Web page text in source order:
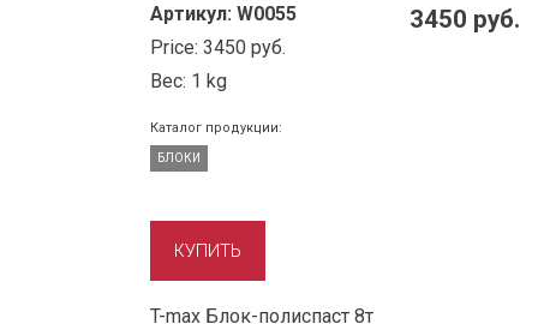
3450 руб.
Артикул: W0055
Price: 3450 руб.
Вес: 1 kg
Каталог продукции:
БЛОКИ
T-max Блок-полиспаст 8т